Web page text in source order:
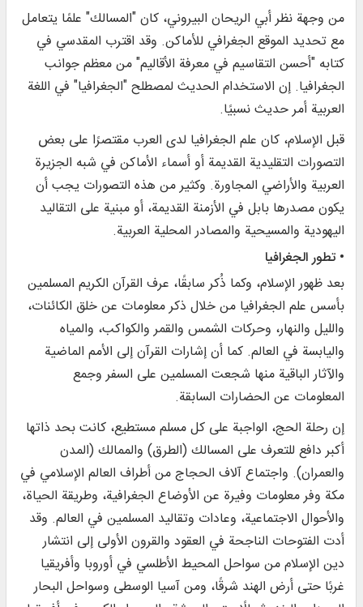
من وجهة نظر أبي الريحان البيروني، كان "المسالك" علمًا يتعامل
مع تحديد الموقع الجغرافي للأماكن. وقد اقترب المقدسي في
كتابه "أحسن التقاسيم في معرفة الأقاليم" من معظم جوانب
الجغرافيا. إن الاستخدام الحديث لمصطلح "الجغرافيا" في اللغة
العربية أمر حديث نسبيًا.
قبل الإسلام، كان علم الجغرافيا لدى العرب مقتصرًا على بعض
التصورات التقليدية القديمة أو أسماء الأماكن في شبه الجزيرة
العربية والأراضي المجاورة. وكثير من هذه التصورات يجب أن
يكون مصدرها بابل في الأزمنة القديمة، أو مبنية على التقاليد
اليهودية والمسيحية والمصادر المحلية العربية.
• تطور الجغرافيا
بعد ظهور الإسلام، وكما ذُكر سابقًا، عرف القرآن الكريم المسلمين
بأسس علم الجغرافيا من خلال ذكر معلومات عن خلق الكائنات،
والليل والنهار، وحركات الشمس والقمر والكواكب، والمياه
واليابسة في العالم. كما أن إشارات القرآن إلى الأمم الماضية
والآثار الباقية منها شجعت المسلمين على السفر وجمع
المعلومات عن الحضارات السابقة.
إن رحلة الحج، الواجبة على كل مسلم مستطيع، كانت بحد ذاتها
أكبر دافع للتعرف على المسالك (الطرق) والممالك (المدن
والعمران). واجتماع آلاف الحجاج من أطراف العالم الإسلامي في
مكة وفر معلومات وفيرة عن الأوضاع الجغرافية، وطريقة الحياة،
والأحوال الاجتماعية، وعادات وتقاليد المسلمين في العالم. وقد
أدت الفتوحات الناجحة في العقود والقرون الأولى إلى انتشار
دين الإسلام من سواحل المحيط الأطلسي في أوروبا وأفريقيا
غربًا حتى أرض الهند شرقًا، ومن آسيا الوسطى وسواحل البحار